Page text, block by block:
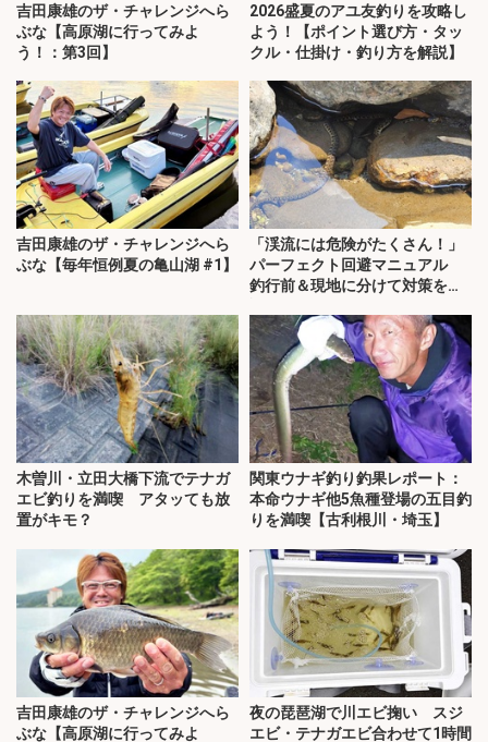
吉田康雄のザ・チャレンジへら
ぶな【高原湖に行ってみよ
う！：第3回】
2026盛夏のアユ友釣りを攻略し
よう！【ポイント選び方・タッ
クル・仕掛け・釣り方を解説】
吉田康雄のザ・チャレンジへら
ぶな【毎年恒例夏の亀山湖 #1】
「渓流には危険がたくさん！」
パーフェクト回避マニュアル
釣行前＆現地に分けて対策を解
木曽川・立田大橋下流でテナガ
エビ釣りを満喫 アタッても放
置がキモ？
関東ウナギ釣り釣果レポート：
本命ウナギ他5魚種登場の五目釣
りを満喫【古利根川・埼玉】
吉田康雄のザ・チャレンジへら
ぶな【高原湖に行ってみよ
夜の琵琶湖で川エビ掬い スジ
エビ・テナガエビ合わせて1時間